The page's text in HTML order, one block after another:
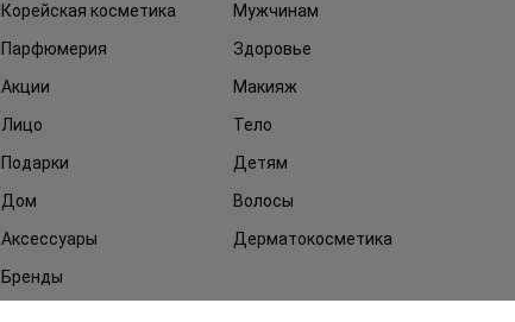
Корейская косметика
Мужчинам
Парфюмерия
Здоровье
Акции
Макияж
Лицо
Тело
Подарки
Детям
Дом
Волосы
Аксессуары
Дерматокосметика
Бренды